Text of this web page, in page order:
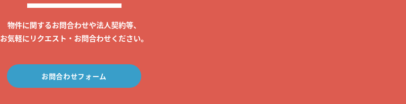
物件に関するお問合わせや法人契約等、
お気軽にリクエスト・お問合わせください。
お問合わせフォーム